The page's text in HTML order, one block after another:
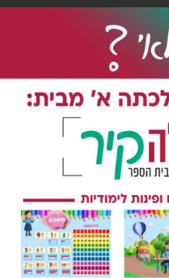
להקיר'
כל שהוא מהאתר או
התורה והחוק.